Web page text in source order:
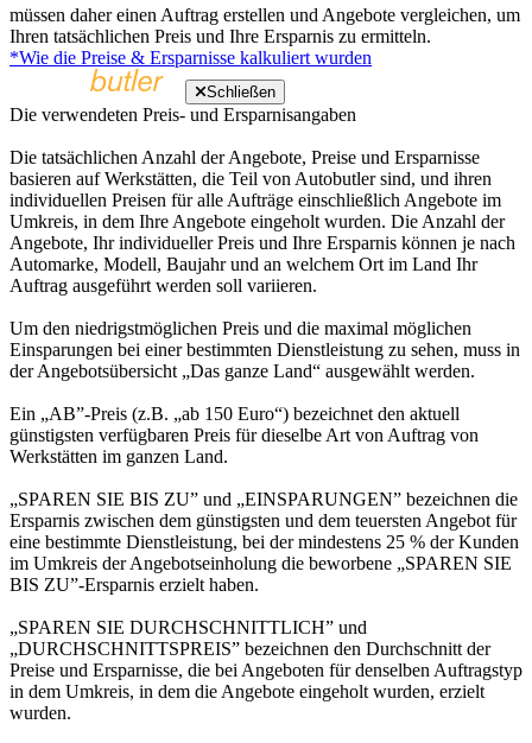
müssen daher einen Auftrag erstellen und Angebote vergleichen, um
Ihren tatsächlichen Preis und Ihre Ersparnis zu ermitteln.
*Wie die Preise & Ersparnisse kalkuliert wurden
Schließen
Die verwendeten Preis- und Ersparnisangaben
Die tatsächlichen Anzahl der Angebote, Preise und Ersparnisse
basieren auf Werkstätten, die Teil von Autobutler sind, und ihren
individuellen Preisen für alle Aufträge einschließlich Angebote im
Umkreis, in dem Ihre Angebote eingeholt wurden. Die Anzahl der
Angebote, Ihr individueller Preis und Ihre Ersparnis können je nach
Automarke, Modell, Baujahr und an welchem Ort im Land Ihr
Auftrag ausgeführt werden soll variieren.
Um den niedrigstmöglichen Preis und die maximal möglichen
Einsparungen bei einer bestimmten Dienstleistung zu sehen, muss in
der Angebotsübersicht „Das ganze Land“ ausgewählt werden.
Ein „AB”-Preis (z.B. „ab 150 Euro“) bezeichnet den aktuell
günstigsten verfügbaren Preis für dieselbe Art von Auftrag von
Werkstätten im ganzen Land.
„SPAREN SIE BIS ZU” und „EINSPARUNGEN” bezeichnen die
Ersparnis zwischen dem günstigsten und dem teuersten Angebot für
eine bestimmte Dienstleistung, bei der mindestens 25 % der Kunden
im Umkreis der Angebotseinholung die beworbene „SPAREN SIE
BIS ZU”-Ersparnis erzielt haben.
„SPAREN SIE DURCHSCHNITTLICH” und
„DURCHSCHNITTSPREIS” bezeichnen den Durchschnitt der
Preise und Ersparnisse, die bei Angeboten für denselben Auftragstyp
in dem Umkreis, in dem die Angebote eingeholt wurden, erzielt
wurden.